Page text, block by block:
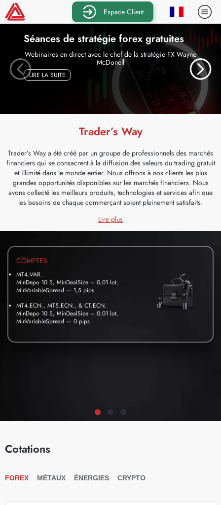
Espace Client
gratuites
FX Wayne
GRATUITES
Un courtier. Plusieurs
Choississez la platforme qui vous
LIRE LA SUITE — UN COURTIER.
Trader’s Way
Trader’s Way a été créé par un groupe de professionnels des marchés
financiers qui se consacrent à la diffusion des valeurs du trading gratuit
et illimité dans le monde entier. Nous offrons à nos clients les plus
grandes opportunités disponibles sur les marchés financiers. Nous
avons collecté les meilleurs produits, technologies et services afin que
les besoins de chaque commerçant soient pleinement satisfaits.
Lire plus
COMPTES
MT4.VAR.
MinDepo 10 $, MinDealSize – 0,01 lot,
MinVariableSpread — 1,5 pips
MT4.ECN., MT5.ECN., & CT.ECN.
MinDepo 10 $, MinDealSize – 0,01 lot,
MinVariableSpread — 0 pips
Cotations
FOREX MÉTAUX ÉNERGIES CRYPTO